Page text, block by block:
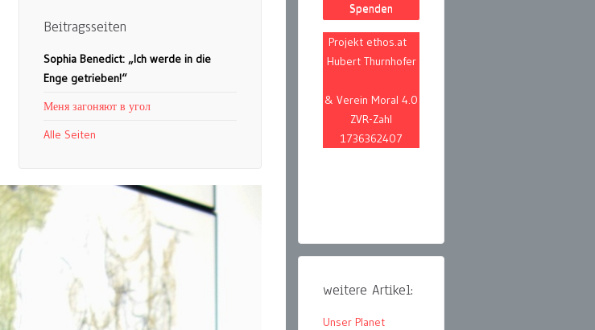
Beitragsseiten
Sophia Benedict: „Ich werde in die
Enge getrieben!“
Меня загоняют в угол
Alle Seiten
Spenden
Projekt ethos.at
Hubert Thurnhofer
& Verein Moral 4.0
ZVR-Zahl
1736362407
weitere Artikel:
Unser Planet